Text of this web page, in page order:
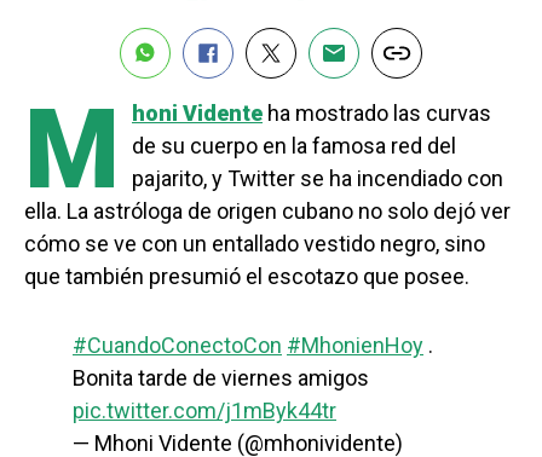
M honi Vidente ha mostrado las curvas
de su cuerpo en la famosa red del
pajarito, y Twitter se ha incendiado con
ella. La astróloga de origen cubano no solo dejó ver
cómo se ve con un entallado vestido negro, sino
que también presumió el escotazo que posee.
#CuandoConectoCon #MhonienHoy .
Bonita tarde de viernes amigos
pic.twitter.com/j1mByk44tr
— Mhoni Vidente (@mhonividente)